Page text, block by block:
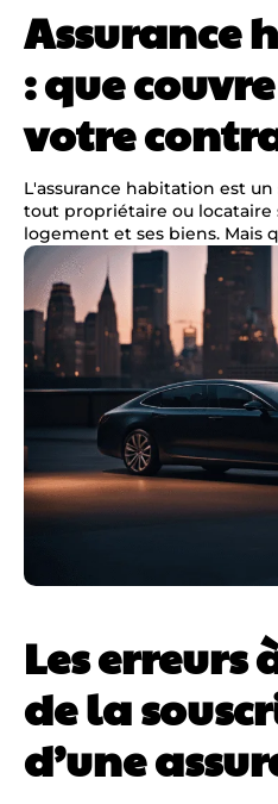
Assurance
: que
votre
L'assurance habitation est
tout propriétaire ou locataire
logement et ses biens. Mais
Les erreurs
de la
d’une